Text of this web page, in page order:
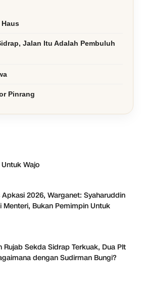
Haus
Jalan Itu Adalah Pembuluh
Pinrang
Wajo
Apkasi 2026, Warganet: Syaharuddin
Menteri, Bukan Pemimpin Untuk
Rujab Sekda Sidrap Terkuak, Dua Plt
dengan Sudirman Bungi?